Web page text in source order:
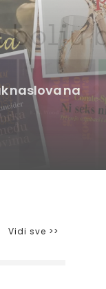
naslova na
platna,
Vidi sve >>